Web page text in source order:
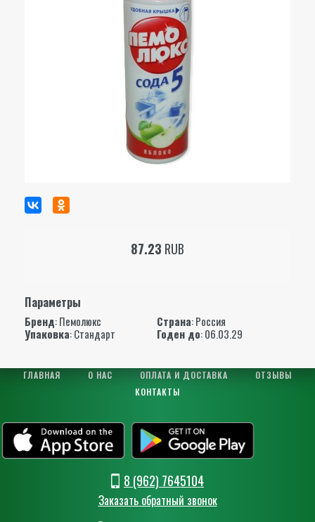
87.23 RUB
Параметры
Бренд:Пемолюкс Страна: Россия
Упаковка: Стандарт Годен до: 06.03.29
ГЛАВНАЯ О НАС ОПЛАТА И ДОСТАВКА
ОТЗЫВЫ
КОНТАКТЫ
8 (962) 7645104
Заказать обратный звонок